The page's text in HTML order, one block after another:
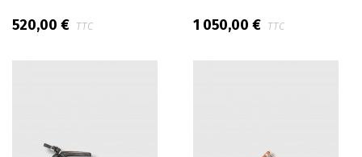
520,00 € TTC 1 050,00 € TTC